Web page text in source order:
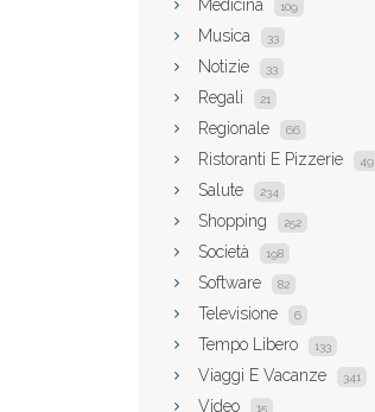
Medicina 109
Musica 33
Notizie 33
Regali 21
Regionale 66
Ristoranti E Pizzerie 49
Salute 234
Shopping 252
Società 198
Software 82
Televisione 6
Tempo Libero 133
Viaggi E Vacanze 341
Video 15